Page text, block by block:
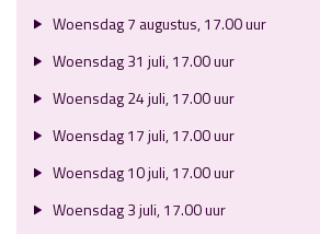
Woensdag 7 augustus, 17.00 uur
Woensdag 31 juli, 17.00 uur
Woensdag 24 juli, 17.00 uur
Woensdag 17 juli, 17.00 uur
Woensdag 10 juli, 17.00 uur
Woensdag 3 juli, 17.00 uur